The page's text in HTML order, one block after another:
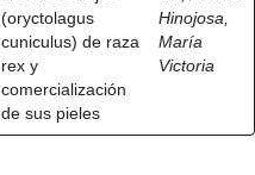
(oryctolagus
cuniculus) de raza
rex y
comercialización
de sus pieles
Hinojosa,
María
Victoria